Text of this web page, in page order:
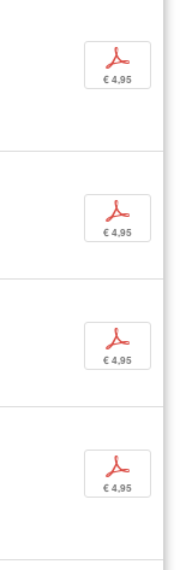
p
€ 4,95
p
€ 4,95
p
€ 4,95
p
€ 4,95